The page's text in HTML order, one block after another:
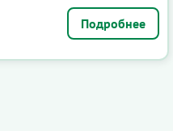
Подробнее